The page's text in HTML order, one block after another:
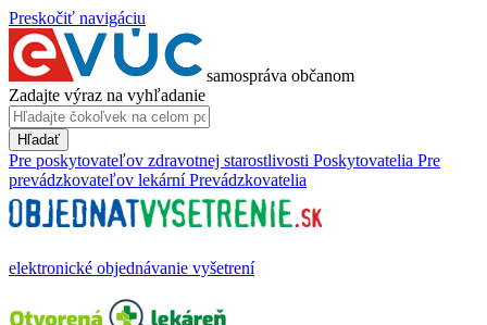
Preskočiť navigáciu
samospráva občanom
Zadajte výraz na vyhľadanie
Hľadať
Pre poskytovateľov zdravotnej starostlivosti Poskytovatelia Pre
prevádzkovateľov lekární Prevádzkovatelia
elektronické objednávanie vyšetrení